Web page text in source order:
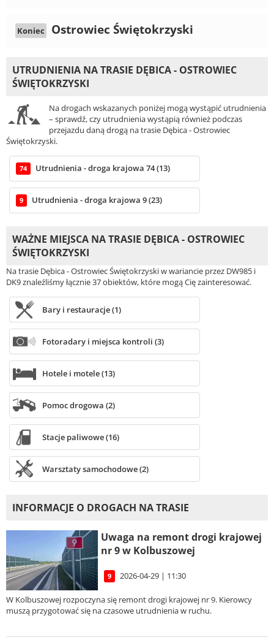
Koniec Ostrowiec Świętokrzyski
UTRUDNIENIA NA TRASIE DĘBICA - OSTROWIEC
ŚWIĘTOKRZYSKI
Na drogach wskazanych poniżej mogą wystąpić utrudnienia
– sprawdź, czy utrudnienia wystąpią również podczas
przejazdu daną drogą na trasie Dębica - Ostrowiec
Świętokrzyski.
74 Utrudnienia - droga krajowa 74 (13)
9 Utrudnienia - droga krajowa 9 (23)
WAŻNE MIEJSCA NA TRASIE DĘBICA - OSTROWIEC
ŚWIĘTOKRZYSKI
Na trasie Dębica - Ostrowiec Świętokrzyski w wariancie przez DW985 i
DK9 znaleźliśmy łącznie 37 obiektów, które mogą Cię zainteresować.
Bary i restauracje (1)
Fotoradary i miejsca kontroli (3)
Hotele i motele (13)
Pomoc drogowa (2)
Stacje paliwowe (16)
Warsztaty samochodowe (2)
INFORMACJE O DROGACH NA TRASIE
Uwaga na remont drogi krajowej
nr 9 w Kolbuszowej
9 2026-04-29 | 11:30
W Kolbuszowej rozpoczyna się remont drogi krajowej nr 9. Kierowcy
muszą przygotować się na czasowe utrudnienia w ruchu.